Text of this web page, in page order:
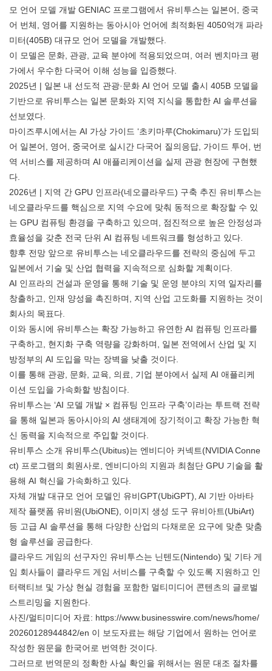
모 언어 모델 개발 GENIAC 프로그램에서 유비투스는 일본어, 중국
어 번체, 영어를 지원하는 동아시아 언어에 최적화된 4050억개 파라
미터(405B) 대규모 언어 모델을 개발했다.
이 모델은 문화, 관광, 교육 분야에 적용되었으며, 여러 벤치마크 평
가에서 우수한 다국어 이해 성능을 입증했다.
2025년 | 일본 내 선도적 관광·문화 AI 언어 모델 출시 405B 모델을
기반으로 유비투스는 일본 문화와 지역 지식을 통합한 AI 솔루션을
선보였다.
마이즈루시에서는 AI 가상 가이드 ‘초키마루(Chokimaru)’가 도입되
어 일본어, 영어, 중국어로 실시간 다국어 질의응답, 가이드 투어, 번
역 서비스를 제공하며 AI 애플리케이션을 실제 관광 현장에 구현했
다.
2026년 | 지역 간 GPU 인프라(네오클라우드) 구축 추진 유비투스는
네오클라우드를 핵심으로 지역 수요에 맞춰 동적으로 확장할 수 있
는 GPU 컴퓨팅 환경을 구축하고 있으며, 점진적으로 높은 안정성과
효율성을 갖춘 전국 단위 AI 컴퓨팅 네트워크를 형성하고 있다.
향후 전망 앞으로 유비투스는 네오클라우드를 전략의 중심에 두고
일본에서 기술 및 산업 협력을 지속적으로 심화할 계획이다.
AI 인프라의 건설과 운영을 통해 기술 및 운영 분야의 지역 일자리를
창출하고, 인재 양성을 촉진하며, 지역 산업 고도화를 지원하는 것이
회사의 목표다.
이와 동시에 유비투스는 확장 가능하고 유연한 AI 컴퓨팅 인프라를
구축하고, 현지화 구축 역량을 강화하며, 일본 전역에서 산업 및 지
방정부의 AI 도입을 막는 장벽을 낮출 것이다.
이를 통해 관광, 문화, 교육, 의료, 기업 분야에서 실제 AI 애플리케
이션 도입을 가속화할 방침이다.
유비투스는 ‘AI 모델 개발 × 컴퓨팅 인프라 구축’이라는 투트랙 전략
을 통해 일본과 동아시아의 AI 생태계에 장기적이고 확장 가능한 혁
신 동력을 지속적으로 주입할 것이다.
유비투스 소개 유비투스(Ubitus)는 엔비디아 커넥트(NVIDIA Conne
ct) 프로그램의 회원사로, 엔비디아의 지원과 최첨단 GPU 기술을 활
용해 AI 혁신을 가속화하고 있다.
자체 개발 대규모 언어 모델인 유비GPT(UbiGPT), AI 기반 아바타
제작 플랫폼 유비원(UbiONE), 이미지 생성 도구 유비아트(UbiArt)
등 고급 AI 솔루션을 통해 다양한 산업의 다채로운 요구에 맞춘 맞춤
형 솔루션을 공급한다.
클라우드 게임의 선구자인 유비투스는 닌텐도(Nintendo) 및 기타 게
임 회사들이 클라우드 게임 서비스를 구축할 수 있도록 지원하고 인
터랙티브 및 가상 현실 경험을 포함한 멀티미디어 콘텐츠의 글로벌
스트리밍을 지원한다.
사진/멀티미디어 자료: https://www.businesswire.com/news/home/
20260128944842/en 이 보도자료는 해당 기업에서 원하는 언어로
작성한 원문을 한국어로 번역한 것이다.
그러므로 번역문의 정확한 사실 확인을 위해서는 원문 대조 절차를